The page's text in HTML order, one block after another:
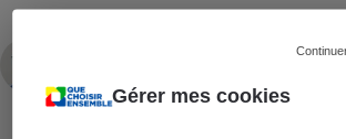
Gérer mes cookies